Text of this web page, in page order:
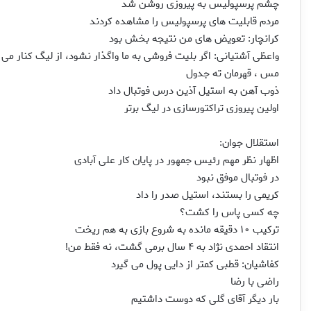
چشم پرسپولیس به پیروزى روشن شد
مردم قابلیت هاى پرسپولیس را مشاهده كردند
كرانچار: تعویض هاى من نتیجه بخش بود
واعظى آشتیانى: اگر بلیت فروشى به ما واگذار نشود، از لیگ كنار
مس ، قهرمان ته جدول
ذوب آهن به استیل آذین درس فوتبال داد
اولین پیروزى تراكتورسازى در لیگ برتر
استقلال جوان:
اظهار نظر مهم رئیس جمهور در پایان كار علی آبادی
در فوتبال موفق نبود
كریمی را بستند، استیل صدر را داد
چه كسی پاس را كشت؟
تركیب ۱۰ دقیقه مانده به شروع بازی به هم ریخت
انتقاد احمدی نژاد به ۴ سال برمی گشت، نه فقط من!
كفاشیان: قطبی كمتر از دایی پول می گیرد
راضی با رضا
بار دیگر آقای گلی كه دوست داشتیم